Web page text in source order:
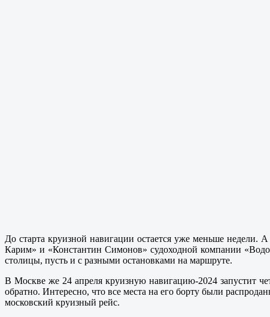
До старта круизной навигации остается уже меньше недели.
Карим» и «Константин Симонов» судоходной компании
столицы, пусть и с разными остановками на маршруте.
В Москве же 24 апреля круизную навигацию-2024 запустит
обратно. Интересно, что все места на его борту были
московский круизный рейс.